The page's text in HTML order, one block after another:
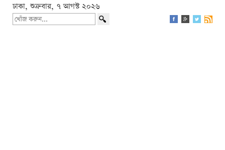
ঢাকা, শুক্রবার, ৭ আগস্ট ২০২৬